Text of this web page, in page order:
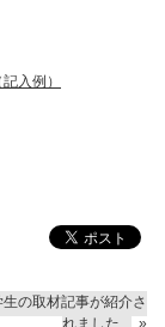
入例）
の取材記事が紹介さ
れました
»